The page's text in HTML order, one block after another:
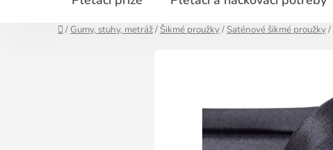
Domů
/ Gumy, stuhy, metráž/ Šikmé proužky/ Saténové šikmé proužky/